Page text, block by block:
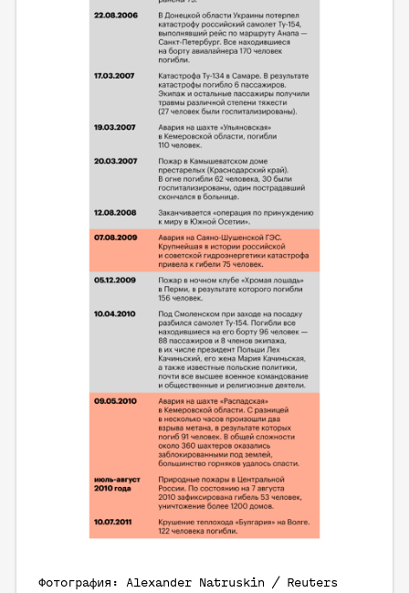
Фотография: Alexander Natruskin / Reuters